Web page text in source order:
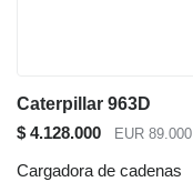
Caterpillar 963D
$ 4.128.000
EUR 89.000
Cargadora de cadenas